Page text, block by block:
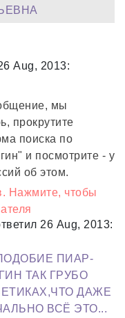
Aug, 2013:
мы
прокрутите
поиска по
и посмотрите - у
об этом.
26 Aug, 2013:
ПИАР-
ТАК ГРУБО
ДАЖЕ
ВСЁ ЭТО...